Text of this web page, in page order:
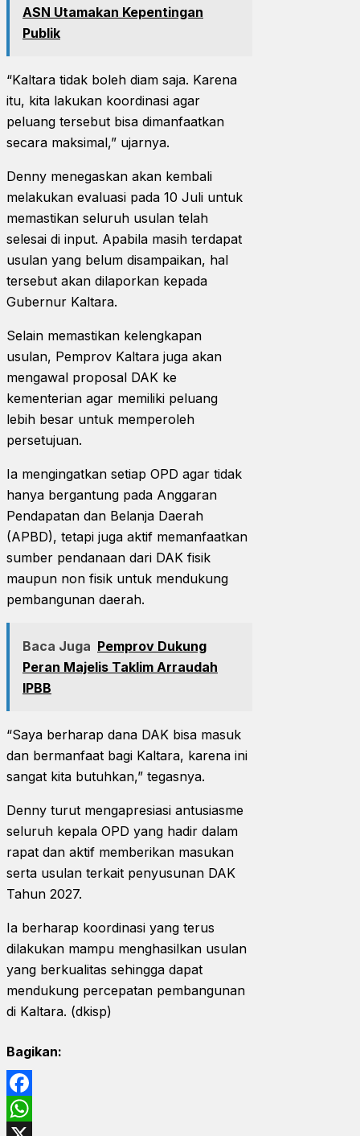
ASN Utamakan Kepentingan
Publik
“Kaltara tidak boleh diam saja. Karena
itu, kita lakukan koordinasi agar
peluang tersebut bisa dimanfaatkan
secara maksimal,” ujarnya.
Denny menegaskan akan kembali
melakukan evaluasi pada 10 Juli untuk
memastikan seluruh usulan telah
selesai di input. Apabila masih terdapat
usulan yang belum disampaikan, hal
tersebut akan dilaporkan kepada
Gubernur Kaltara.
Selain memastikan kelengkapan
usulan, Pemprov Kaltara juga akan
mengawal proposal DAK ke
kementerian agar memiliki peluang
lebih besar untuk memperoleh
persetujuan.
Ia mengingatkan setiap OPD agar tidak
hanya bergantung pada Anggaran
Pendapatan dan Belanja Daerah
(APBD), tetapi juga aktif memanfaatkan
sumber pendanaan dari DAK fisik
maupun non fisik untuk mendukung
pembangunan daerah.
Baca Juga Pemprov Dukung
Peran Majelis Taklim Arraudah
IPBB
“Saya berharap dana DAK bisa masuk
dan bermanfaat bagi Kaltara, karena ini
sangat kita butuhkan,” tegasnya.
Denny turut mengapresiasi antusiasme
seluruh kepala OPD yang hadir dalam
rapat dan aktif memberikan masukan
serta usulan terkait penyusunan DAK
Tahun 2027.
Ia berharap koordinasi yang terus
dilakukan mampu menghasilkan usulan
yang berkualitas sehingga dapat
mendukung percepatan pembangunan
di Kaltara. (dkisp)
Bagikan:
Facebook